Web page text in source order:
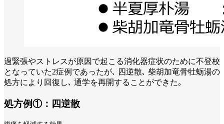
過緊張やストレスが原因で起こる消化器症状のために不登校
となっていた2症例であったが､ 四逆散､ 柴胡加竜骨牡蛎湯の
処方により回復し､ 通学を再開することができた｡
処方例①：四逆散